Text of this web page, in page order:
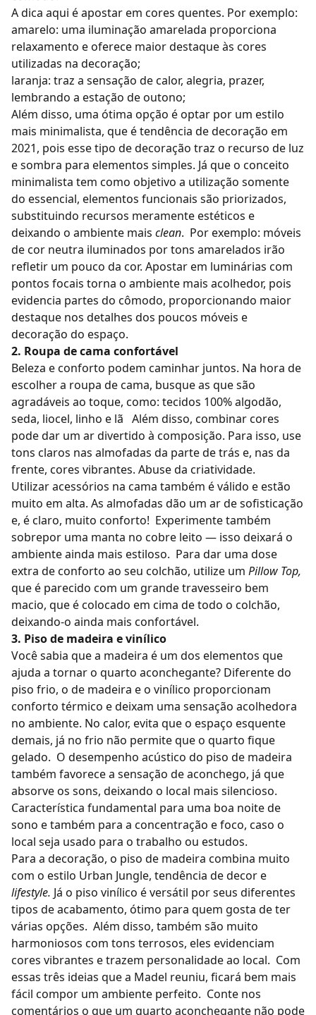
A dica aqui é apostar em cores quentes. Por exemplo:
amarelo: uma iluminação amarelada proporciona
relaxamento e oferece maior destaque às cores
utilizadas na decoração;
laranja: traz a sensação de calor, alegria, prazer,
lembrando a estação de outono;
Além disso, uma ótima opção é optar por um estilo
mais minimalista, que étendência de decoração em
2021, pois esse tipo de decoração traz o recurso de luz
e sombra para elementos simples. Já que o conceito
minimalista tem como objetivo a utilização somente
do essencial, elementos funcionais são priorizados,
substituindo recursos meramente estéticos e
deixando o ambiente mais clean. Por exemplo: móveis
de cor neutra iluminados por tons amarelados irão
refletir um pouco da cor. Apostar em luminárias com
pontos focais torna o ambiente mais acolhedor, pois
evidencia partes do cômodo, proporcionando maior
destaque nos detalhes dos poucos móveis e
decoração do espaço.
2. Roupa de cama confortável
Beleza e conforto podem caminhar juntos. Na hora de
escolher a roupa de cama, busque as que são
agradáveis ao toque, como: tecidos 100% algodão,
seda, liocel, linho e lã Além disso, combinar cores
pode dar um ar divertido à composição. Para isso, use
tons claros nas almofadas da parte de trás e, nas da
frente, cores vibrantes. Abuse da criatividade.
Utilizar acessórios na cama também é válido e estão
muito em alta. As almofadas dão um ar de sofisticação
e, é claro, muito conforto! Experimente também
sobrepor uma manta no cobre leito — isso deixará o
ambiente ainda mais estiloso. Para dar uma dose
extra de conforto ao seu colchão, utilize um Pillow Top,
que é parecido com um grande travesseiro bem
macio, que é colocado em cima de todo o colchão,
deixando-o ainda mais confortável.
3. Piso de madeira e vinílico
Você sabia que a madeira é um dos elementos que
ajuda a tornar o quarto aconchegante? Diferente do
piso frio, o de madeira e o vinílico proporcionam
conforto térmico e deixam uma sensação acolhedora
no ambiente. No calor, evita que o espaço esquente
demais, já no frio não permite que o quarto fique
gelado. O desempenho acústico do piso de madeira
também favorece a sensação de aconchego, já que
absorve os sons, deixando o local mais silencioso.
Característica fundamental para uma boa noite de
sono e também para a concentração e foco, caso o
local seja usado para o trabalho ou estudos.
Para a decoração, o piso de madeira combina muito
com o estilo Urban Jungle, tendência de decor e
lifestyle. Já o piso vinílico é versátil por seus diferentes
tipos de acabamento, ótimo para quem gosta de ter
várias opções. Além disso, também são muito
harmoniosos com tons terrosos, eles evidenciam
cores vibrantes e trazem personalidade ao local. Com
essas três ideias que a Madel reuniu, ficará bem mais
fácil compor um ambiente perfeito. Conte nos
comentários o que um quarto aconchegante não pode